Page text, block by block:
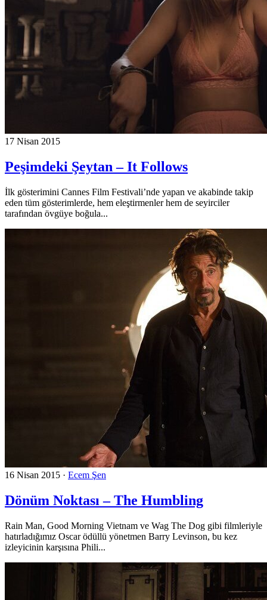
17 Nisan 2015
Peşimdeki Şeytan – It Follows
İlk gösterimini Cannes Film Festivali’nde yapan ve akabinde takip
eden tüm gösterimlerde, hem eleştirmenler hem de seyirciler
tarafından övgüye boğula...
16 Nisan 2015 · Ecem Şen
Dönüm Noktası – The Humbling
Rain Man, Good Morning Vietnam ve Wag The Dog gibi filmleriyle
hatırladığımız Oscar ödüllü yönetmen Barry Levinson, bu kez
izleyicinin karşısına Phili...